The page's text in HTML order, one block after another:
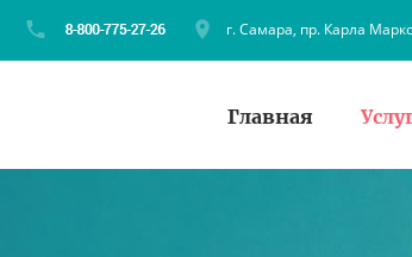
г. Самара, пр. Карла
Главная